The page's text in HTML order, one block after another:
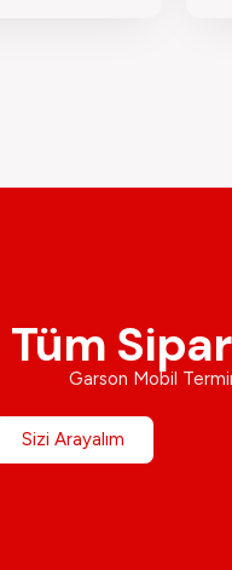
Tüm
Garson Mobil
Sizi Arayalım